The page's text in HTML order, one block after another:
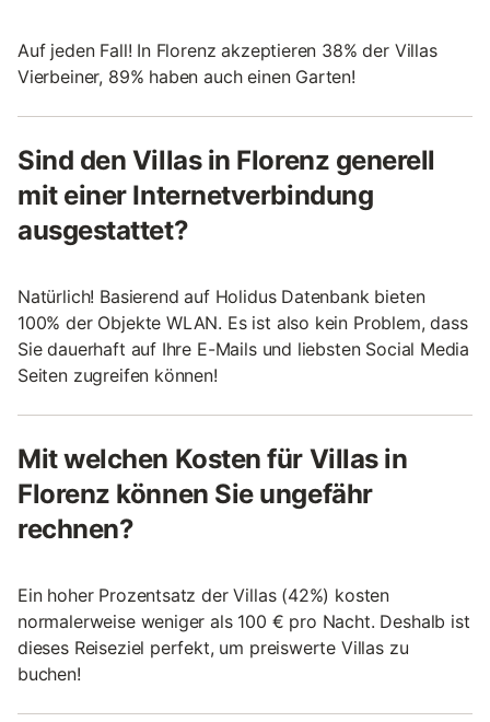
Auf jeden Fall! In Florenz akzeptieren 38% der Villas
Vierbeiner, 89% haben auch einen Garten!
Sind den Villas in Florenz generell
mit einer Internetverbindung
ausgestattet?
Natürlich! Basierend auf Holidus Datenbank bieten
100% der Objekte WLAN. Es ist also kein Problem, dass
Sie dauerhaft auf Ihre E-Mails und liebsten Social Media
Seiten zugreifen können!
Mit welchen Kosten für Villas in
Florenz können Sie ungefähr
rechnen?
Ein hoher Prozentsatz der Villas (42%) kosten
normalerweise weniger als 100 € pro Nacht. Deshalb ist
dieses Reiseziel perfekt, um preiswerte Villas zu
buchen!